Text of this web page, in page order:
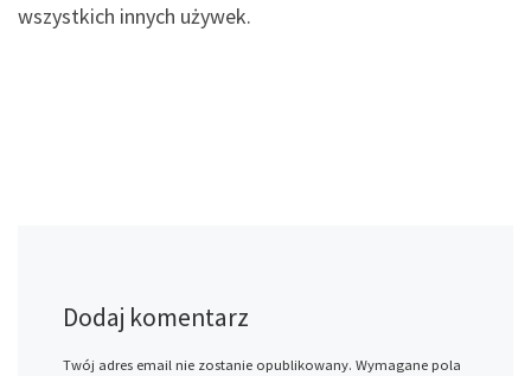
wszystkich innych używek.
Dodaj komentarz
Twój adres email nie zostanie opublikowany. Wymagane pola